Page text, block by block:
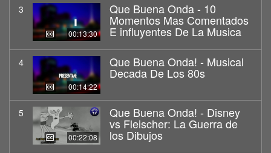
3
00:13:30
Que Buena Onda - 10
Momentos Mas Comentados
E influyentes De La Musica
4
00:14:22
Que Buena Onda! - Musical
Decada De Los 80s
5
00:22:08
Que Buena Onda! - Disney
vs Fleischer: La Guerra de
los Dibujos